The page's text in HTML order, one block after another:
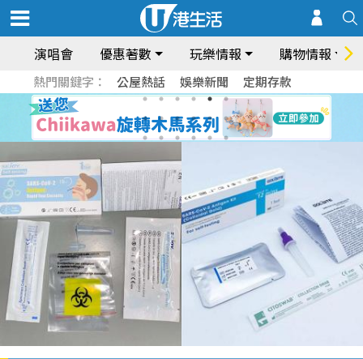
演唱會 優惠著數 玩樂情報 購物情報
熱門關鍵字： 公屋熱話 娛樂新聞 定期存款